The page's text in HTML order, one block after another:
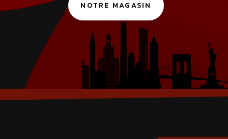
NOTRE MAGASIN